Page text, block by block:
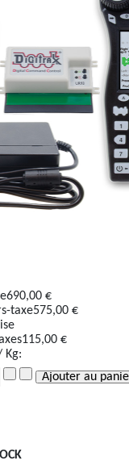
690,00 €
taxe575,00 €
115,00 €
Kg: